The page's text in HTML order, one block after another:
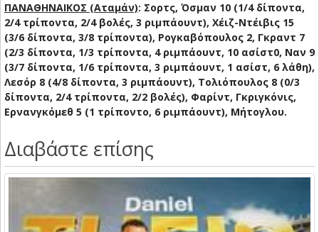
ΠΑΝΑΘΗΝΑΙΚΟΣ (Αταμάν): Σορτς, Όσμαν 10 (1/4 δίποντα,
2/4 τρίποντα, 2/4 βολές, 3 ριμπάουντ), Χέιζ-Ντέιβις 15
(3/6 δίποντα, 3/8 τρίποντα), Ρογκαβόπουλος 2, Γκραντ 7
(2/3 δίποντα, 1/3 τρίποντα, 4 ριμπάουντ, 10 ασίστ0, Ναν 9
(3/7 δίποντα, 1/6 τρίποντα, 3 ριμπάουντ, 1 ασίστ, 6 λάθη),
Λεσόρ 8 (4/8 δίποντα, 3 ριμπάουντ), Τολιόπουλος 8 (0/3
δίποντα, 2/4 τρίποντα, 2/2 βολές), Φαρίντ, Γκριγκόνις,
Ερνανγκόμεθ 5 (1 τρίποντο, 6 ριμπάουντ), Μήτογλου.
Διαβάστε επίσης